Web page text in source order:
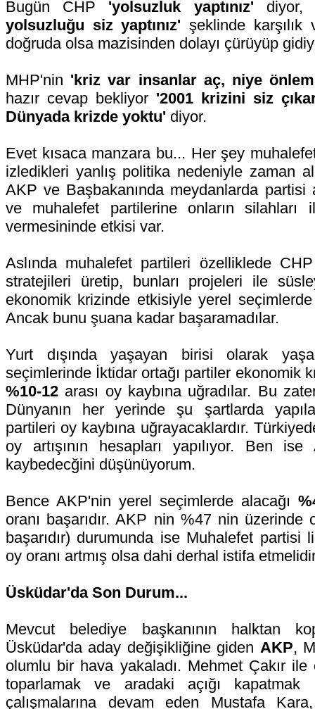
Bugün CHP 'yolsuzluk yaptınız' diyor,
yolsuzluğu siz yaptınız' şeklinde karşılık
doğruda olsa mazisinden dolayı çürüyüp
MHP'nin 'kriz var insanlar aç, niye önlem
hazır cevap bekliyor '2001 krizini siz
Dünyada krizde yoktu' diyor.
Evet kısaca manzara bu... Her şey
izledikleri yanlış politika nedeniyle zaman
AKP ve Başbakanında meydanlarda partisi
ve muhalefet partilerine onların silahları
vermesininde etkisi var.
Aslında muhalefet partileri özelliklede
stratejileri üretip, bunları projeleri ile
ekonomik krizinde etkisiyle yerel
Ancak bunu şuana kadar başaramadılar.
Yurt dışında yaşayan birisi olarak
seçimlerinde İktidar ortağı partiler ekonomik
%10-12 arası oy kaybına uğradılar. Bu
Dünyanın her yerinde şu şartlarda
partileri oy kaybına uğrayacaklardır.
oy artışının hesapları yapılıyor. Ben
kaybedecğini düşünüyorum.
Bence AKP'nin yerel seçimlerde alacağı
oranı başarıdır. AKP nin %47 nin üzerinde
başarıdır) durumunda ise Muhalefet partisi
oy oranı artmış olsa dahi derhal istifa
Üsküdar'da Son Durum...
Mevcut belediye başkanının halktan
Üsküdar'da aday değişikliğine giden AKP,
olumlu bir hava yakaladı. Mehmet Çakır ile
toparlamak ve aradaki açığı
çalışmalarına devam eden Mustafa